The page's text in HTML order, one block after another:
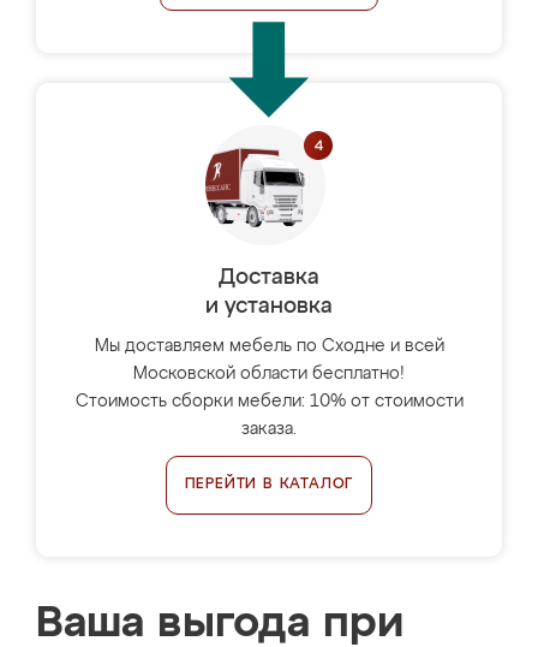
Доставка
и установка
Мы доставляем мебель по Сходне и всей
Московской области бесплатно!
Стоимость сборки мебели: 10% от стоимости
заказа.
ПЕРЕЙТИ В КАТАЛОГ
Ваша выгода при